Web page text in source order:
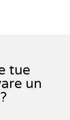
tue
un